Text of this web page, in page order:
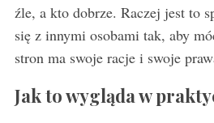
źle, a kto dobrze. Raczej jest to
się z innymi osobami tak, aby
stron ma swoje racje i swoje
Jak to wygląda w